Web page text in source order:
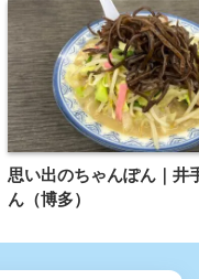
思い出のちゃんぽん｜井
ん（博多）